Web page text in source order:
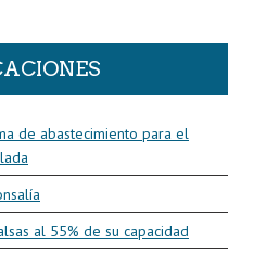
de abastecimiento para el
al 55% de su capacidad